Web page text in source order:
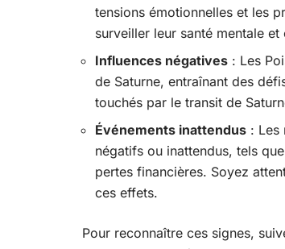
tensions émotionnelles et les
surveiller leur santé mentale et
Influences négatives : Les
de Saturne, entraînant des
touchés par le transit de
Événements inattendus : Les
négatifs ou inattendus, tels
pertes financières. Soyez
ces effets.
Pour reconnaître ces signes,